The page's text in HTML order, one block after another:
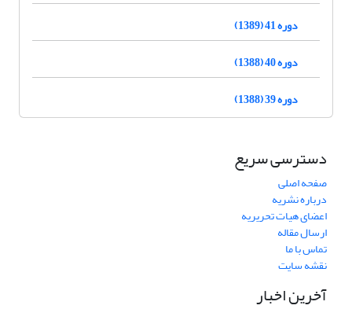
دوره 41 (1389)
دوره 40 (1388)
دوره 39 (1388)
دسترسی سریع
صفحه اصلی
درباره نشریه
اعضای هیات تحریریه
ارسال مقاله
تماس با ما
نقشه سایت
آخرین اخبار